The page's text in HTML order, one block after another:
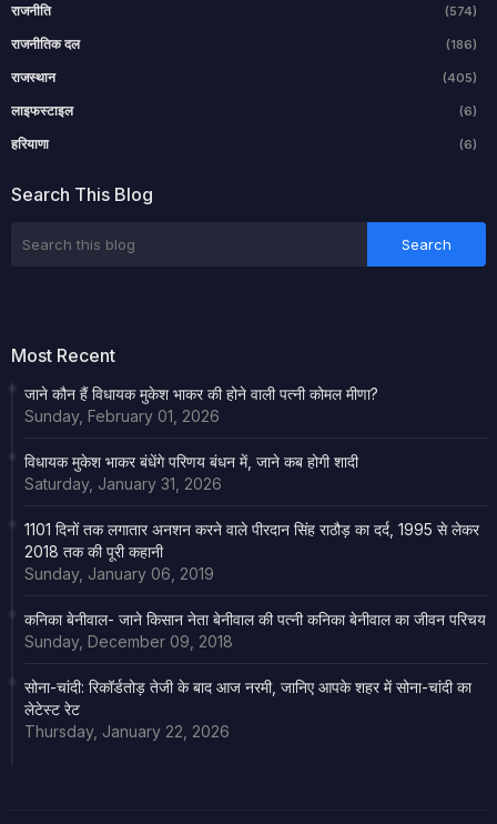
राजनीति (574)
राजनीतिक दल (186)
राजस्थान (405)
लाइफस्टाइल (6)
हरियाणा (6)
Search This Blog
Most Recent
जाने कौन हैं विधायक मुकेश भाकर की होने वाली पत्नी कोमल मीणा?
Sunday, February 01, 2026
विधायक मुकेश भाकर बंधेंगे परिणय बंधन में, जाने कब होगी शादी
Saturday, January 31, 2026
1101 दिनों तक लगातार अनशन करने वाले पीरदान सिंह राठौड़ का दर्द, 1995 से लेकर
2018 तक की पूरी कहानी
Sunday, January 06, 2019
कनिका बेनीवाल- जाने किसान नेता बेनीवाल की पत्नी कनिका बेनीवाल का जीवन परिचय
Sunday, December 09, 2018
सोना-चांदी: रिकॉर्डतोड़ तेजी के बाद आज नरमी, जानिए आपके शहर में सोना-चांदी का
लेटेस्ट रेट
Thursday, January 22, 2026